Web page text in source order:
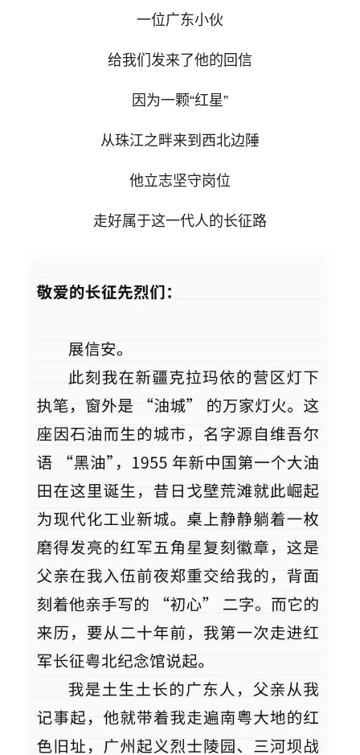
一位广东小伙
给我们发来了他的回信
因为一颗“红星”
从珠江之畔来到西北边陲
他立志坚守岗位
走好属于这一代人的长征路